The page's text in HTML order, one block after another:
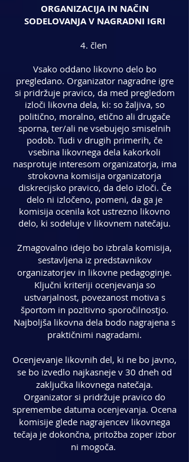
ORGANIZACIJA IN NAČIN
SODELOVANJA V NAGRADNI IGRI
4. člen
Vsako oddano likovno delo bo
pregledano. Organizator nagradne igre
si pridržuje pravico, da med pregledom
izloči likovna dela, ki: so žaljiva, so
politično, moralno, etično ali drugače
sporna, ter/ali ne vsebujejo smiselnih
podob. Tudi v drugih primerih, če
vsebina likovnega dela kakorkoli
nasprotuje interesom organizatorja, ima
strokovna komisija organizatorja
diskrecijsko pravico, da delo izloči. Če
delo ni izločeno, pomeni, da ga je
komisija ocenila kot ustrezno likovno
delo, ki sodeluje v likovnem natečaju.
Zmagovalno idejo bo izbrala komisija,
sestavljena iz predstavnikov
organizatorjev in likovne pedagoginje.
Ključni kriteriji ocenjevanja so
ustvarjalnost, povezanost motiva s
športom in pozitivno sporočilnostjo.
Najboljša likovna dela bodo nagrajena s
praktičnimi nagradami.
Ocenjevanje likovnih del, ki ne bo javno,
se bo izvedlo najkasneje v 30 dneh od
zaključka likovnega natečaja.
Organizator si pridržuje pravico do
spremembe datuma ocenjevanja. Ocena
komisije glede nagrajencev likovnega
tečaja je dokončna, pritožba zoper izbor
ni mogoča.